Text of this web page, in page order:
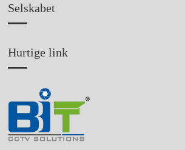
Selskabet
Hurtige link